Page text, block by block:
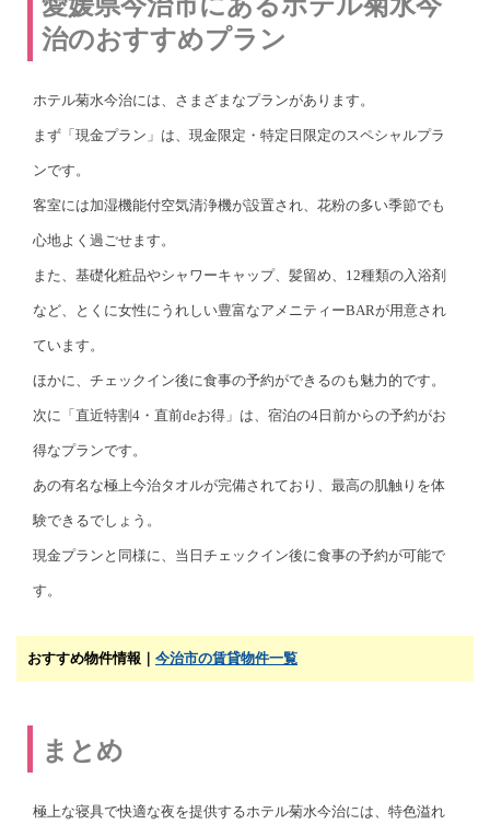
治のおすすめプラン
ホテル菊水今治には、さまざまなプランがあります。
まず「現金プラン」は、現金限定・特定日限定のスペシャルプラ
ンです。
客室には加湿機能付空気清浄機が設置され、花粉の多い季節でも
心地よく過ごせます。
また、基礎化粧品やシャワーキャップ、髪留め、12種類の入浴剤
など、とくに女性にうれしい豊富なアメニティーBARが用意され
ています。
ほかに、チェックイン後に食事の予約ができるのも魅力的です。
次に「直近特割4・直前deお得」は、宿泊の4日前からの予約がお
得なプランです。
あの有名な極上今治タオルが完備されており、最高の肌触りを体
験できるでしょう。
現金プランと同様に、当日チェックイン後に食事の予約が可能で
す。
おすすめ物件情報｜ 今治市の賃貸物件一覧
まとめ
極上な寝具で快適な夜を提供するホテル菊水今治には、特色溢れ